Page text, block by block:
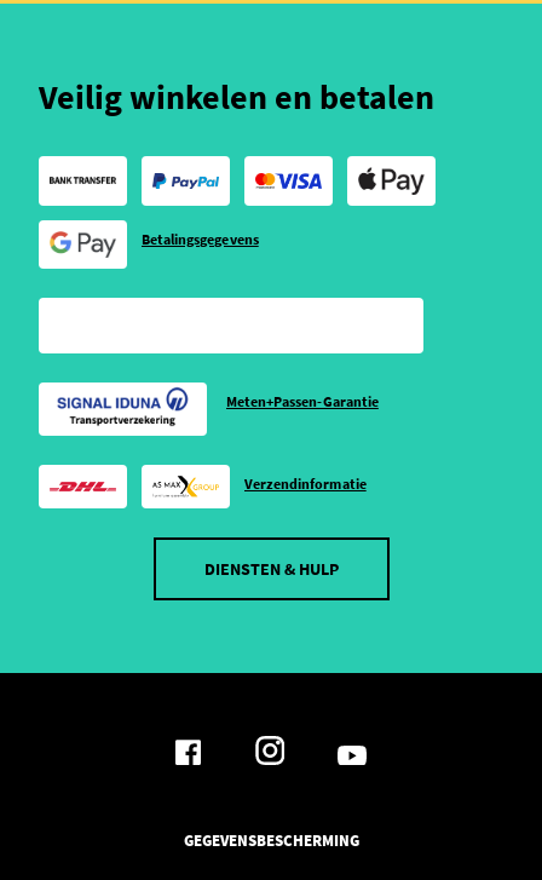
Veilig winkelen en betalen
Betalingsgegevens
Meten+Passen-Garantie
Verzendinformatie
DIENSTEN & HULP
GEGEVENSBESCHERMING